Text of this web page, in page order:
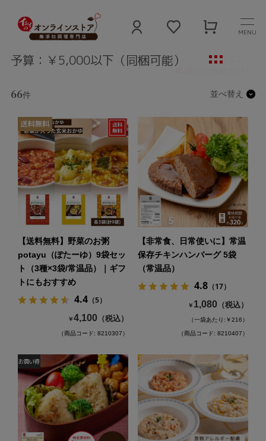
MENU
予算：￥5,000以下（同梱可能）
66件 並べ替え
【送料無料】野菜のお粥
potayu（ぽたーゆ）9袋セッ
ト（3種×3袋/常温品）｜ギフ
トにもおすすめ
4.4（5）
￥4,100 （税込）
（商品コード: 8210307）
【非常食、日常使いに】常温
保存チキンハンバーグ 5袋
（常温品）
4.8（17）
￥ 1,080 （税込）
（一袋あたり:￥216）
（商品コード: 8210407）